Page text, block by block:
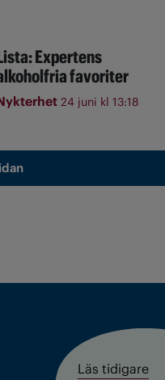
Expertens
favoriter
24 juni kl 13:18
Läs tidigare